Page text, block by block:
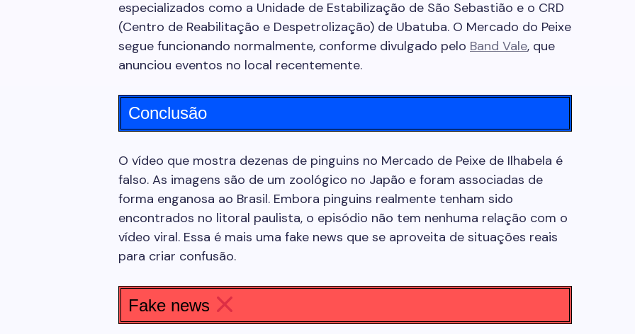
especializados como a Unidade de Estabilização de São Sebastião e o CRD
(Centro de Reabilitação e Despetrolização) de Ubatuba. O Mercado do Peixe
segue funcionando normalmente, conforme divulgado pelo Band Vale, que
anunciou eventos no local recentemente.
Conclusão
O vídeo que mostra dezenas de pinguins no Mercado de Peixe de Ilhabela é
falso. As imagens são de um zoológico no Japão e foram associadas de
forma enganosa ao Brasil. Embora pinguins realmente tenham sido
encontrados no litoral paulista, o episódio não tem nenhuma relação com o
vídeo viral. Essa é mais uma fake news que se aproveita de situações reais
para criar confusão.
Fake news